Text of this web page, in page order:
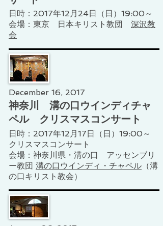
日時：2017年12月24日（日）19:00～
会場：東京 日本キリスト教団 深沢教
会
December 16, 2017
神奈川 溝の口ウインディチャ
ペル クリスマスコンサート
日時：2017年12月17日（日）19:00～
クリスマスコンサート
​会場：神奈川県・溝の口 アッセンブリ
ー教団 溝の口ウインディ・チャペル （溝
の口キリスト教会）